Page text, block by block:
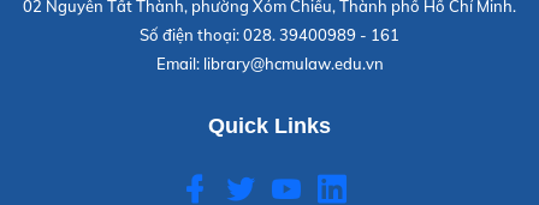
02 Nguyễn Tất Thành, phường Xóm Chiếu, Thành phố Hồ Chí Minh.
Số điện thoại:028. 39400989 - 161
Email: library@hcmulaw.edu.vn
Quick Links